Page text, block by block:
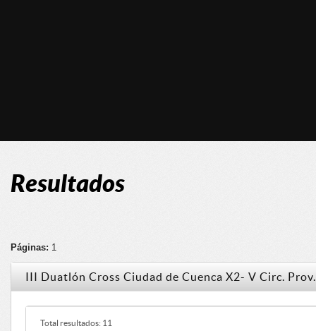
Resultados
Páginas: 1
III Duatlón Cross Ciudad de Cuenca X2- V Circ.
Total resultados: 11